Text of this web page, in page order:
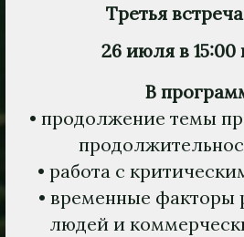
Третья
26 июля в
В
• продолжение темы
• работа с
• временные факторы
людей и